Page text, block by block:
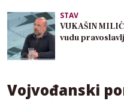
STAV
VUKAŠIN
vudu
Vojvođanski